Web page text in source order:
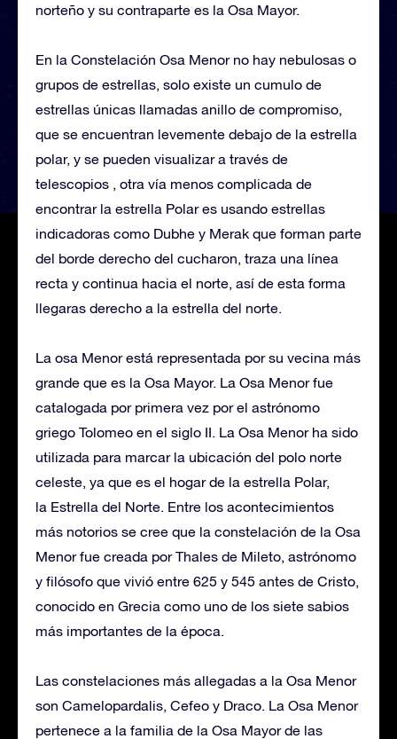
norteño y su contraparte es la Osa Mayor.
En la Constelación Osa Menor no hay nebulosas o
grupos de estrellas, solo existe un cumulo de
estrellas únicas llamadas anillo de compromiso,
que se encuentran levemente debajo de la estrella
polar, y se pueden visualizar a través de
telescopios , otra vía menos complicada de
encontrar la estrella Polar es usando estrellas
indicadoras como Dubhe y Merak que forman parte
del borde derecho del cucharon, traza una línea
recta y continua hacia el norte, así de esta forma
llegaras derecho a la estrella del norte.
La osa Menor está representada por su vecina más
grande que es la Osa Mayor. La Osa Menor fue
catalogada por primera vez por el astrónomo
griego Tolomeo en el siglo II. La Osa Menor ha sido
utilizada para marcar la ubicación del polo norte
celeste, ya que es el hogar de la estrella Polar,
la Estrella del Norte. Entre los acontecimientos
más notorios se cree que la constelación de la Osa
Menor fue creada por Thales de Mileto, astrónomo
y filósofo que vivió entre 625 y 545 antes de Cristo,
conocido en Grecia como uno de los siete sabios
más importantes de la época.
Las constelaciones más allegadas a la Osa Menor
son Camelopardalis, Cefeo y Draco. La Osa Menor
pertenece a la familia de la Osa Mayor de las